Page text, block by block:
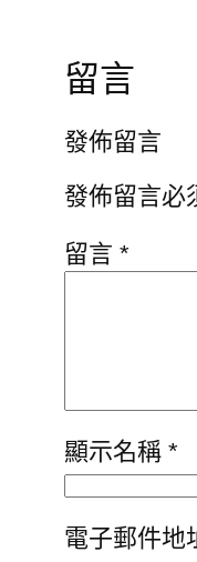
留言
發佈留言
發佈留言必
留言 *
顯示名稱 *
電子郵件地